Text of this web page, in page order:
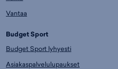
Vantaa
Budget Sport
Budget Sport lyhyesti
Asiakaspalvelulupaukset